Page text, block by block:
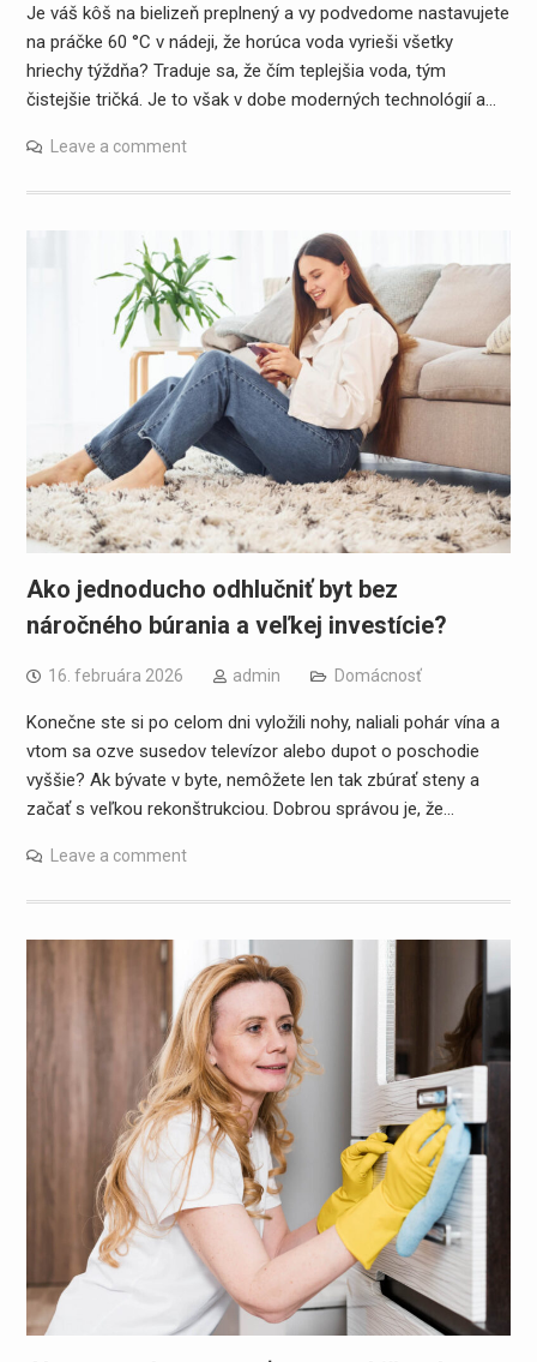
Je váš kôš na bielizeň preplnený a vy podvedome nastavujete
na práčke 60 °C v nádeji, že horúca voda vyrieši všetky
hriechy týždňa? Traduje sa, že čím teplejšia voda, tým
čistejšie tričká. Je to však v dobe moderných technológií a…
Leave a comment
Ako jednoducho odhlučniť byt bez
náročného búrania a veľkej investície?
16. februára 2026 admin Domácnosť
Konečne ste si po celom dni vyložili nohy, naliali pohár vína a
vtom sa ozve susedov televízor alebo dupot o poschodie
vyššie? Ak bývate v byte, nemôžete len tak zbúrať steny a
začať s veľkou rekonštrukciou. Dobrou správou je, že…
Leave a comment